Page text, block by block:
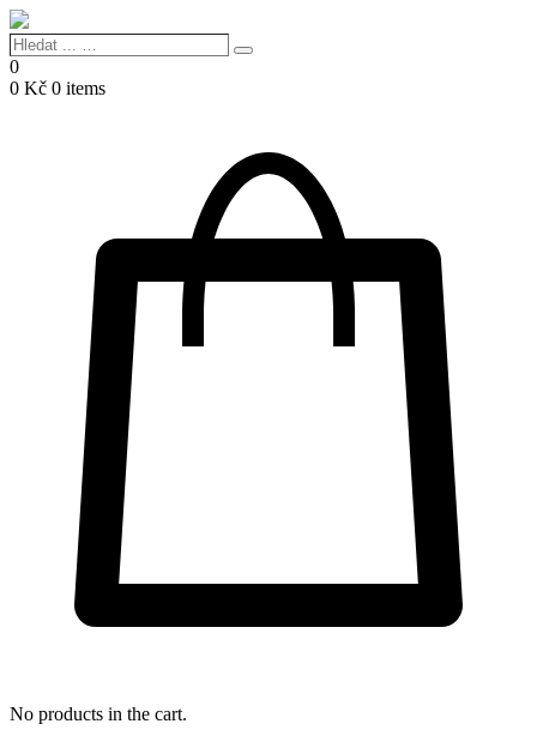
Hledat
...
…
Search
0
0 Kč 0 items
No products in the cart.